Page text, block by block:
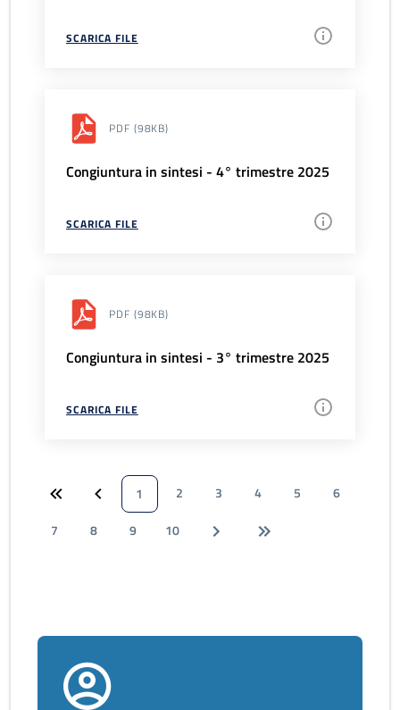
SCARICA FILE
PDF (98KB)
Congiuntura in sintesi - 4° trimestre 2025
SCARICA FILE
PDF (98KB)
Congiuntura in sintesi - 3° trimestre 2025
SCARICA FILE
1 2 3 4 5
6
7
8 9 10